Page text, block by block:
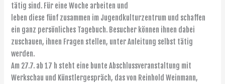
tätig sind. Für eine Woche arbeiten und
leben diese fünf zusammen im Jugendkulturzentrum und schaffen
ein ganz persönliches Tagebuch. Besucher können ihnen dabei
zuschauen, ihnen Fragen stellen, unter Anleitung selbst tätig
werden.
Am 27.7. ab 17 h steht eine bunte Abschlussveranstaltung mit
Werkschau und Künstlergespräch, das von Reinhold Weinmann,